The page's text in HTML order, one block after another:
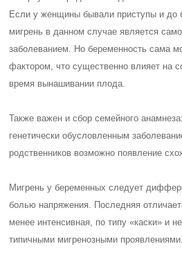
Если у женщины бывали приступы и до
мигрень в данном случае является
заболеванием. Но беременность сама
фактором, что существенно влияет на
время вынашивании плода.
Также важен и сбор семейного
генетически обусловленным
родственников возможно появление
Мигрень у беременных следует
болью напряжения. Последняя
менее интенсивная, по типу «каски» и
типичными мигренозными проявлениями.